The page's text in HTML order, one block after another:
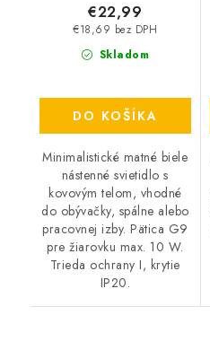
Skladom
€18,69 bez DPH
€22,99
DO KOŠÍKA
Minimalistické matné biele
nástenné svietidlo s
kovovým telom, vhodné
do obývačky, spálne alebo
pracovnej izby. Pätica G9
pre žiarovku max. 10 W.
Trieda ochrany I, krytie
IP20.